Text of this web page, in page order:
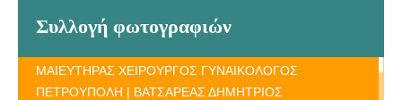
Συλλογή φωτογραφιών
ΜΑΙΕΥΤΗΡΑΣ ΧΕΙΡΟΥΡΓΟΣ ΓΥΝΑΙΚΟΛΟΓΟΣ
ΠΕΤΡΟΥΠΟΛΗ | ΒΑΤΣΑΡΕΑΣ ΔΗΜΗΤΡΙΟΣ